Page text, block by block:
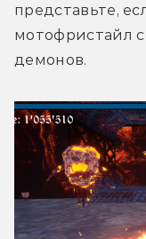
представьте,
мотофристайл
демонов.